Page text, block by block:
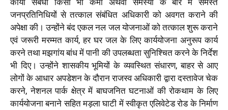
जनप्रतिनिधियों से तत्काल संबंधित अधिकारी को अवगत कराने की
अपेक्षा की। उन्होंने बंद एकल नल जल योजनाओं को तत्काल शुरू कराने
एवं जरूरी मरम्मत कार्य, हर घर जल के लिए कार्ययोजना अनुरूप कार्य
करने तथा मझगांय बांध में पानी की उपलब्धता सुनिश्चित करने के निर्देश
भी दिए। उन्होंने शासकीय भूमियों के व्यवस्थित संधारण, बाहर से आए
लोगों के आधार अपडेशन के दौरान राजस्व अधिकारी द्वारा दस्तावेज चेक
करने, नेशनल पार्क क्षेत्र में बाघजनित घटनाओं की रोकथाम के लिए
कार्ययोजना बनाने सहित मड़ला घाटी में स्वीकृत एलिवेटेड रोड के निर्माण